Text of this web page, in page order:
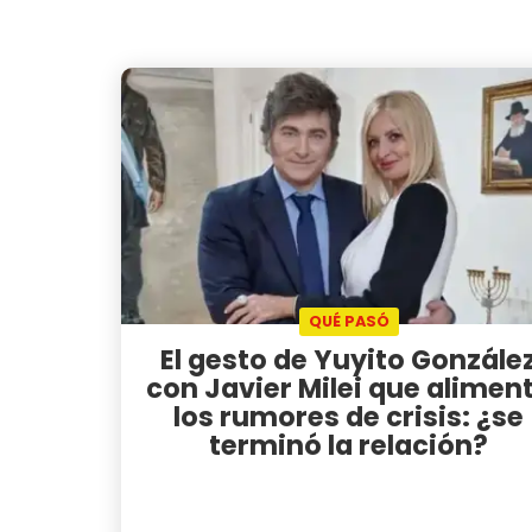
QUÉ PASÓ
El gesto de Yuyito
con Javier Milei que
los rumores de crisis: ¿se
terminó la relación?